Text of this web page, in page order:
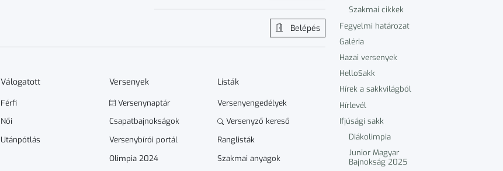
Belépés
Válogatott
Férfi
Női
Utánpótlás
Versenyek
Versenynaptár
Csapatbajnokságok
Versenybírói portál
Olimpia 2024
Listák
Versenyengedélyek
Versenyző kereső
Ranglisták
Szakmai anyagok
Szakmai cikkek
Fegyelmi határozat
Galéria
Hazai versenyek
HelloSakk
Hírek a sakkvilágból
Hírlevél
Ifjúsági sakk
Diákolimpia
Junior Magyar
Bajnokság 2025